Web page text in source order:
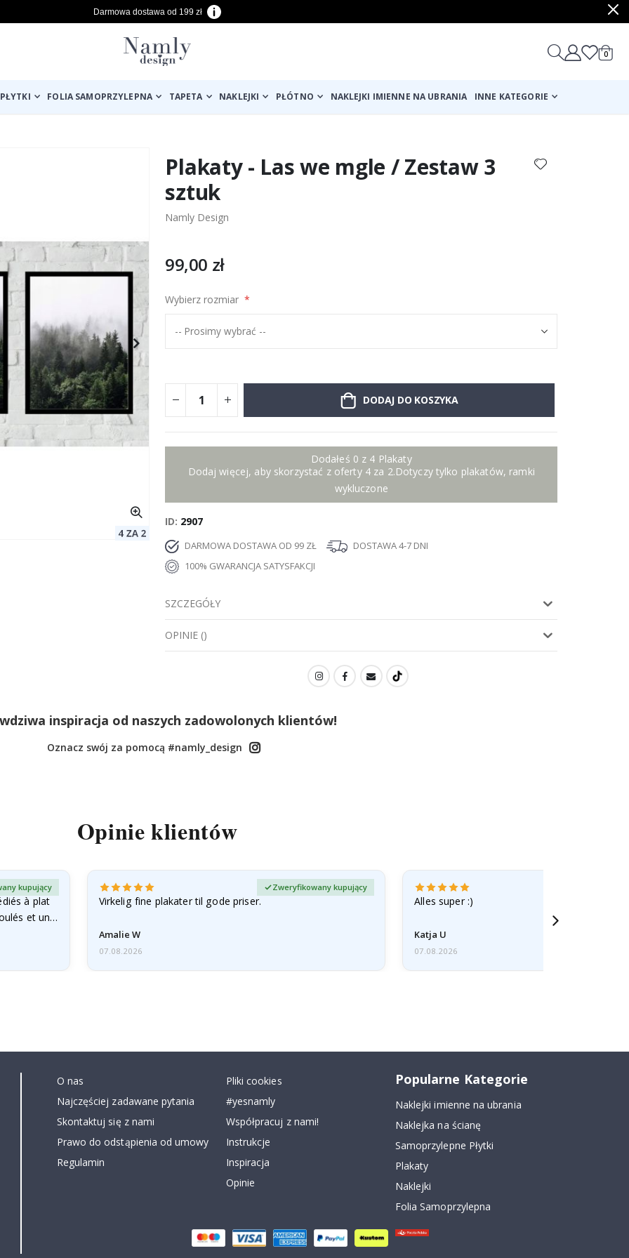
Darmowa dostawa od 199 zł
Cart
0
FOLIA SAMOPRZYLEPNA TAPETA NAKLEJKI PŁÓTNO NAKLEJKI IMIENNE NA UBRANIA INNE KATEGORIE
Plakaty - Las we mgle / Zestaw 3
sztuk
Namly Design
99,00 zł
Wybierz rozmiar
DODAJ DO KOSZYKA
Dodałeś 0 z 4 Plakaty
Dodaj więcej, aby skorzystać z oferty 4 za 2.Dotyczy tylko plakatów, ramki
wykluczone
ID 2907
DARMOWA DOSTAWA OD 99 ZŁ
DOSTAWA 4-7 DNI
100% GWARANCJA SATYSFAKCJI
SZCZEGÓŁY
OPINIE ()
inspiracja od naszych zadowolonych klientów!
Oznacz swój za pomocą #namly_design
Opinie klientów
à plat
et un…
kupujący
Virkelig fine plakater til gode priser.
Amalie W
Zweryfikowany kupujący
07.08.2026
Alles super :)
Katja U
07.08.2026
O nas
Najczęściej zadawane pytania
Skontaktuj się z nami
Prawo do odstąpienia od umowy
Regulamin
Pliki cookies
#yesnamly
Współpracuj z nami!
Instrukcje
Inspiracja
Opinie
Popularne Kategorie
Naklejki imienne na ubrania
Naklejka na ścianę
Samoprzylepne Płytki
Plakaty
Naklejki
Folia Samoprzylepna